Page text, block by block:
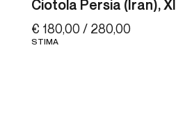
Ciotola Persia (Iran),
€ 180,00 / 280,00
STIMA